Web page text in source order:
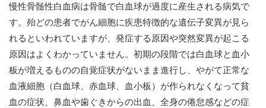
慢性骨髄性白血病は骨髄で白血球が過度に産生される病気で
す。殆どの患者でがん細胞に疾患特徴的な遺伝子変異が見ら
れるといわれていますが、発症する原因や突然変異が起こる
原因はよくわかっていません。初期の段階では白血球と血小
板が増えるものの自覚症状がないまま進行し、やがて正常な
血液細胞（白血球、赤血球、血小板）が作られなくなって貧
血の症状、鼻血や歯ぐきからの出血、全身の倦怠感などの症